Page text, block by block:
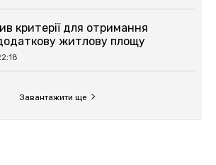
критерії для отримання
житлову площу
Завантажити ще